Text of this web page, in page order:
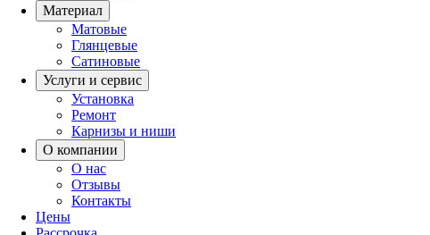
Материал
Матовые
Глянцевые
Сатиновые
Услуги и сервис
Установка
Ремонт
Карнизы и ниши
О компании
О нас
Отзывы
Контакты
Цены